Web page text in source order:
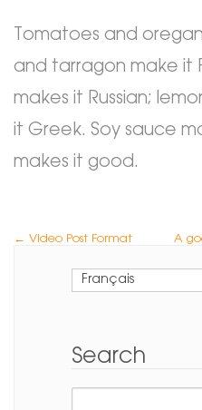
Tomatoes and
and tarragon make it
makes it Russian;
it Greek. Soy sauce
makes it good.
← Video Post Format A
Français
Search